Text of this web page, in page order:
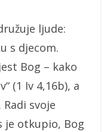
ljude:
s djecom.
Bog – kako
(1 Iv 4,16b), a
svoje
je otkupio, Bog